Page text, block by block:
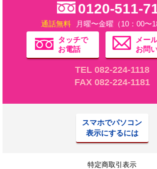
0120-511-
通話無料
月曜〜金曜（10：00〜
タッチで
お電話
メー
お問
TEL 082-224-1118
FAX 082-224-1181
スマホでパソコン
表示にするには
特定商取引表示